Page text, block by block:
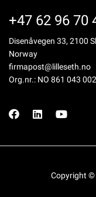
+47 62 96 70
Disenåvegen 33, 2100
Norway
firmapost@lilleseth.no
Org.nr.: NO 861 043
Copyright ©